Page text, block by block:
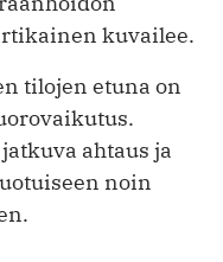
kuvailee.
tilojen etuna on
ahtaus ja
noin